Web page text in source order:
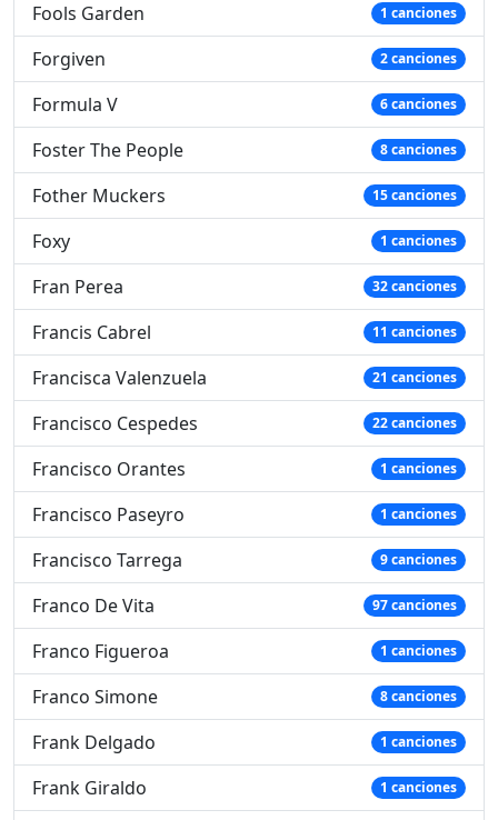
Fools Garden 1 canciones
Forgiven 2 canciones
Formula V 6 canciones
Foster The People 8 canciones
Fother Muckers 15 canciones
Foxy 1 canciones
Fran Perea 32 canciones
Francis Cabrel 11 canciones
Francisca Valenzuela 21 canciones
Francisco Cespedes 22 canciones
Francisco Orantes 1 canciones
Francisco Paseyro 1 canciones
Francisco Tarrega 9 canciones
Franco De Vita 97 canciones
Franco Figueroa 1 canciones
Franco Simone 8 canciones
Frank Delgado 1 canciones
Frank Giraldo 1 canciones